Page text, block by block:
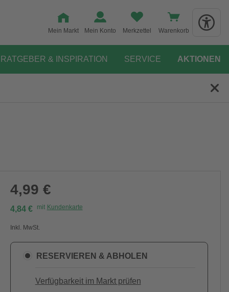
Mein Markt Mein Konto Merkzettel Warenkorb
RATGEBER & INSPIRATION SERVICE AKTIONEN
4,99 €
4,84 € mit Kundenkarte
Inkl. MwSt.
RESERVIEREN & ABHOLEN
Verfügbarkeit im Markt prüfen